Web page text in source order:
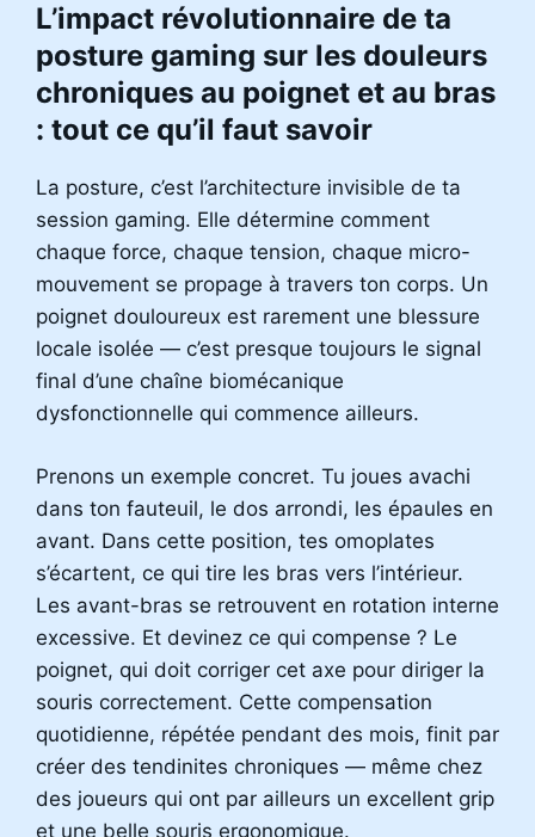
L’impact révolutionnaire de ta
posture gaming sur les douleurs
chroniques au poignet et au bras
: tout ce qu’il faut savoir
La posture, c’est l’architecture invisible de ta
session gaming. Elle détermine comment
chaque force, chaque tension, chaque micro-
mouvement se propage à travers ton corps. Un
poignet douloureux est rarement une blessure
locale isolée — c’est presque toujours le signal
final d’une chaîne biomécanique
dysfonctionnelle qui commence ailleurs.
Prenons un exemple concret. Tu joues avachi
dans ton fauteuil, le dos arrondi, les épaules en
avant. Dans cette position, tes omoplates
s’écartent, ce qui tire les bras vers l’intérieur.
Les avant-bras se retrouvent en rotation interne
excessive. Et devinez ce qui compense ? Le
poignet, qui doit corriger cet axe pour diriger la
souris correctement. Cette compensation
quotidienne, répétée pendant des mois, finit par
créer des tendinites chroniques — même chez
des joueurs qui ont par ailleurs un excellent grip
et une belle souris ergonomique.